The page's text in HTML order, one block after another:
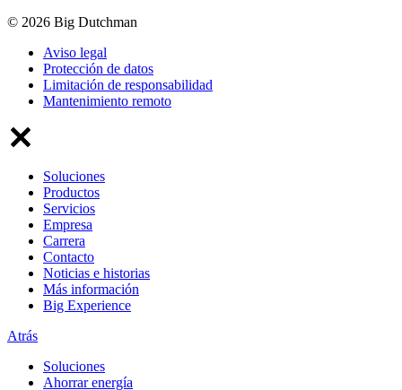
© 2026 Big Dutchman
Aviso legal
Protección de datos
Limitación de responsabilidad
Mantenimiento remoto
Soluciones
Productos
Servicios
Empresa
Carrera
Contacto
Noticias e historias
Más información
Big Experience
Atrás
Soluciones
Ahorrar energía